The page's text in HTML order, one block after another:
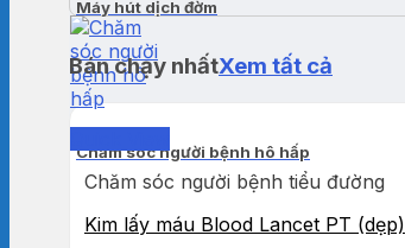
Máy hút dịch đờm
Chăm sóc người bệnh hô hấp
Bán chạy nhấtXem tất cả
Chăm sóc người bệnh tiểu đường
Kim lấy máu Blood Lancet PT (dẹp)